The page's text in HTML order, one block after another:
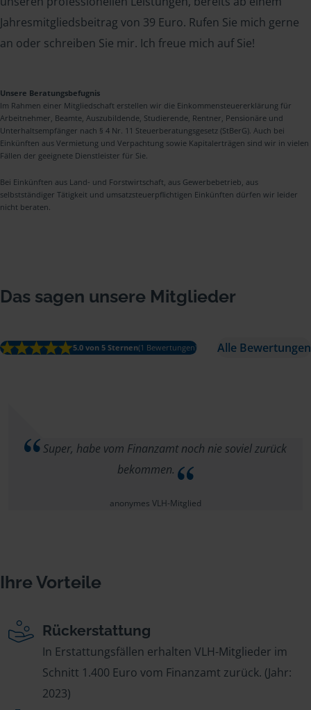
Jahresmitgliedsbeitrag von 39 Euro. Rufen Sie mich gerne
an oder schreiben Sie mir. Ich freue mich auf Sie!
Unsere Beratungsbefugnis
Im Rahmen einer Mitgliedschaft erstellen wir die Einkommensteuererklärung für
Arbeitnehmer, Beamte, Auszubildende, Studierende, Rentner, Pensionäre und
Unterhaltsempfänger nach § 4 Nr. 11 Steuerberatungsgesetz (StBerG). Auch bei
Einkünften aus Vermietung und Verpachtung sowie Kapitalerträgen sind wir in vielen
Fällen der geeignete Dienstleister für Sie.
Bei Einkünften aus Land- und Forstwirtschaft, aus Gewerbebetrieb, aus
selbstständiger Tätigkeit und umsatzsteuerpflichtigen Einkünften dürfen wir leider
nicht beraten.
Das sagen unsere Mitglieder
5.0 von 5 Sternen(1 Bewertungen) Alle Bewertungen
Super, habe vom Finanzamt noch nie soviel zurück
bekommen.
anonymes VLH-Mitglied
Ihre Vorteile
Rückerstattung
In Erstattungsfällen erhalten VLH-Mitglieder im
Schnitt 1.400 Euro vom Finanzamt zurück. (Jahr:
2023)